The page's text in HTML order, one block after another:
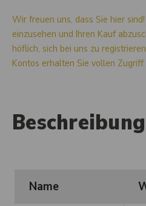
Wir freuen uns, dass Sie hier
einzusehen und Ihren Kauf
höflich, sich bei uns zu
Kontos erhalten Sie vollen Zugriff
Beschreibung
Name